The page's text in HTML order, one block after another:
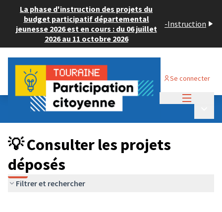
La phase d'instruction des projets du
budget participatif départemental
jeunesse 2026 est en cours : du 06 juillet
2026 au 11 octobre 2026
-Instruction
Se connecter
Budget Participatif JEUNESSE 2024
💡 Consulter les projets déposés
💡 Consulter les projets
déposés
Filtrer et rechercher